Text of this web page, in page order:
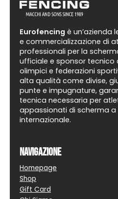
Eurofencing è un’azienda
e commercializzazione di
professionali per la
ufficiale e sponsor tecnico
olimpici e federazioni
alta qualità come divise,
punte e impugnature,
tecnica necessaria per
appassionati di scherma a
internazionale.
Navigazione
Homepage
Shop
Gift Card